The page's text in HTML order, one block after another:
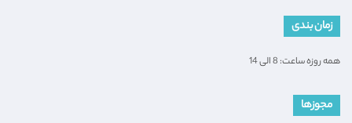
زمان بندی
همه روزه ساعت: 8 الی 14
مجوزها